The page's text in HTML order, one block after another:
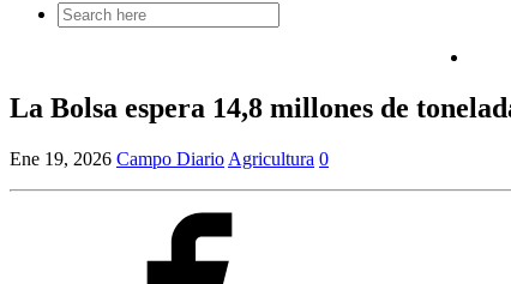
Search
for:
La Bolsa espera 14,8 millones de
Ene 19, 2026 Campo Diario Agricultura 0